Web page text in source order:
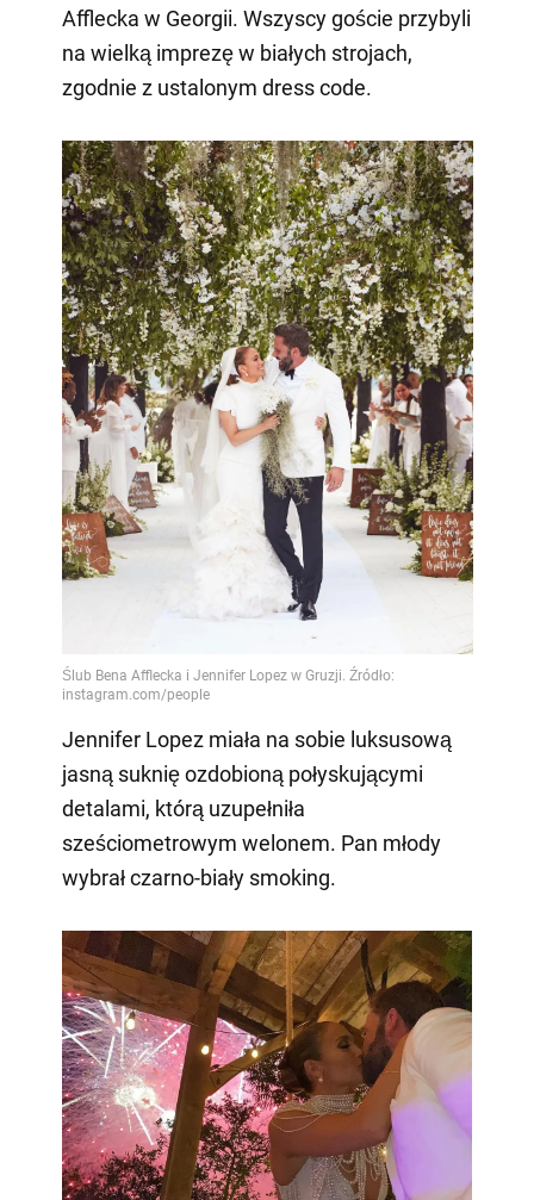
Afflecka w Georgii. Wszyscy goście przybyli
na wielką imprezę w białych strojach,
zgodnie z ustalonym dress code.
Jennifer Lopez miała na sobie luksusową
jasną suknię ozdobioną połyskującymi
detalami, którą uzupełniła
sześciometrowym welonem. Pan młody
wybrał czarno-biały smoking.